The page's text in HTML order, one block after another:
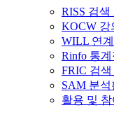
RISS 검색
KOCW 강
WILL 연
Rinfo 통
FRIC 검
SAM 분
활용 및